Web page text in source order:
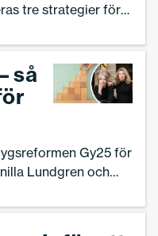
tre strategier för
har
så
Gy25 för
Lundgren och
och guidar